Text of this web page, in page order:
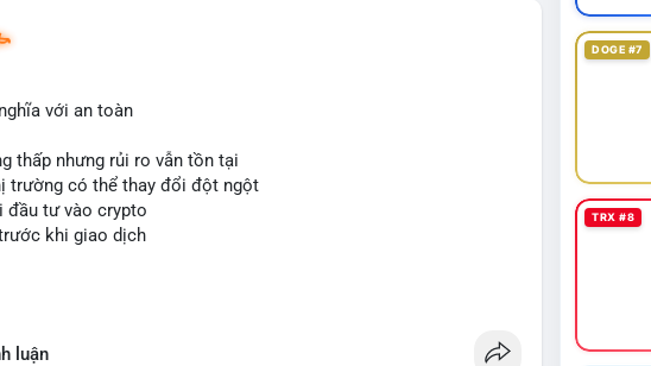
với an toàn
thấp nhưng rủi ro vẫn tồn tại
trường có thể thay đổi đột ngột
đầu tư vào crypto
khi giao dịch
luận
DOGE #7
TRX #8